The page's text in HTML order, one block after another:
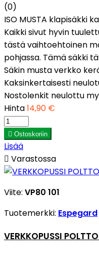
(0)
ISO MUSTA klapisäkki
Kaikki sivut hyvin
tästä vaihtoehtoinen
pohjassa. Tämä säkki
Säkin musta verkko
Kaksinkertaisesti
Nostolenkit neulottu
Hinta14,90 €
 Ostoskoriin
Lisää
 Varastossa
Viite: VP80 101
Tuotemerkki: Espegard
VERKKOPUSSI